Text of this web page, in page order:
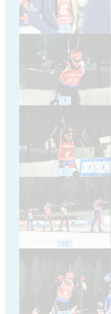
7
9
11
13